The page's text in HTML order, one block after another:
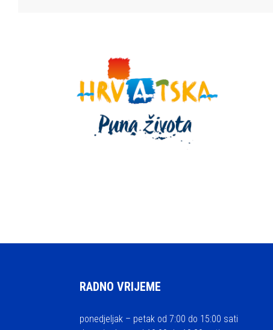
RADNO VRIJEME
ponedjeljak – petak od 7:00 do 15:00 sati